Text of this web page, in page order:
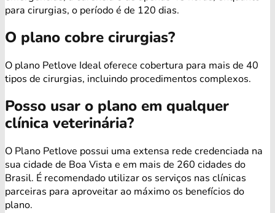
para cirurgias, o período é de 120 dias.
O plano cobre cirurgias?
O plano Petlove Ideal oferece cobertura para mais de 40
tipos de cirurgias, incluindo procedimentos complexos.
Posso usar o plano em qualquer
clínica veterinária?
O Plano Petlove possui uma extensa rede credenciada na
sua cidade de Boa Vista e em mais de 260 cidades do
Brasil. É recomendado utilizar os serviços nas clínicas
parceiras para aproveitar ao máximo os benefícios do
plano.